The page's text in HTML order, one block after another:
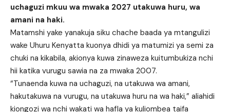
uchaguzi mkuu wa mwaka 2027 utakuwa huru, wa
amani na haki.
Matamshi yake yanakuja siku chache baada ya mtangulizi
wake Uhuru Kenyatta kuonya dhidi ya matumizi ya semi za
chuki na kikabila, akionya kuwa zinaweza kuitumbukiza nchi
hii katika vurugu sawia na za mwaka 2007.
“Tunaenda kuwa na uchaguzi, na utakuwa wa amani,
hakutakuwa na vurugu, na utakuwa huru na wa haki,” aliahidi
kiongozi wa nchi wakati wa hafla ya kuliombea taifa